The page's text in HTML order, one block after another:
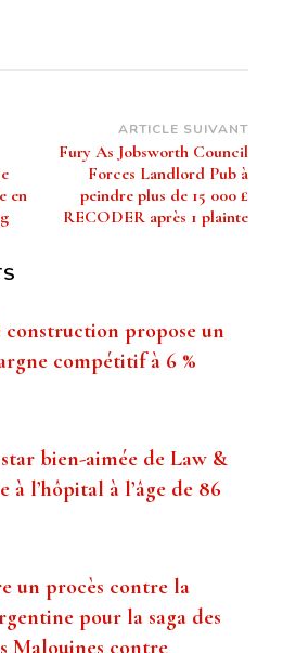
en
ARTICLE SUIVANT
Fury As Jobsworth Council
Forces Landlord Pub à
peindre plus de 15 000 £
RECODER après 1 plainte
construction propose un
compétitif à 6 %
bien-aimée de Law &
à l’hôpital à l’âge de 86
un procès contre la
pour la saga des
Malouines contre